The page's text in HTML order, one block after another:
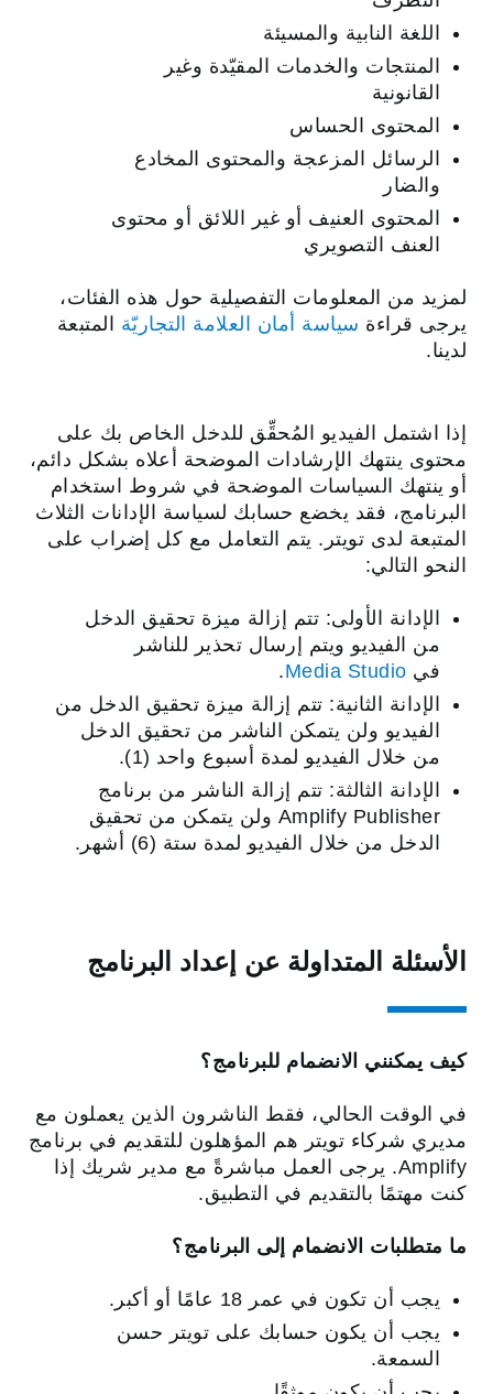
اللغة النابية والمسيئة
المنتجات والخدمات المقيّدة وغير
القانونية
المحتوى الحساس
الرسائل المزعجة والمحتوى المخادع
والضار
المحتوى العنيف أو غير اللائق أو محتوى
العنف التصويري
لمزيد من المعلومات التفصيلية حول هذه الفئات،
يرجى قراءة سياسة أمان العلامة التجاريّة المتبعة
لدينا.
إذا اشتمل الفيديو المُحقِّق للدخل الخاص بك على
محتوى ينتهك الإرشادات الموضحة أعلاه بشكل دائم،
أو ينتهك السياسات الموضحة في شروط استخدام
البرنامج، فقد يخضع حسابك لسياسة الإدانات الثلاث
المتبعة لدى تويتر. يتم التعامل مع كل إضراب على
النحو التالي:
الإدانة الأولى: تتم إزالة ميزة تحقيق الدخل
من الفيديو ويتم إرسال تحذير للناشر
في Media Studio
.
الإدانة الثانية: تتم إزالة ميزة تحقيق الدخل من
الفيديو ولن يتمكن الناشر من تحقيق الدخل
من خلال الفيديو لمدة أسبوع واحد (1).
الإدانة الثالثة: تتم إزالة الناشر من برنامج
Amplify Publisher ولن يتمكن من تحقيق
الدخل من خلال الفيديو لمدة ستة (6) أشهر.
الأسئلة المتداولة‬ عن إعداد البرنامج
كيف يمكنني الانضمام للبرنامج؟
في الوقت الحالي، فقط الناشرون الذين يعملون مع
مديري شركاء تويتر هم المؤهلون للتقديم في برنامج
Amplify. يرجى العمل مباشرةً مع مدير شريك إذا
كنت مهتمًا بالتقديم في التطبيق.
ما متطلبات الانضمام إلى البرنامج؟
يجب أن تكون في عمر 18 عامًا أو أكبر.
يجب أن يكون حسابك على تويتر حسن
السمعة.